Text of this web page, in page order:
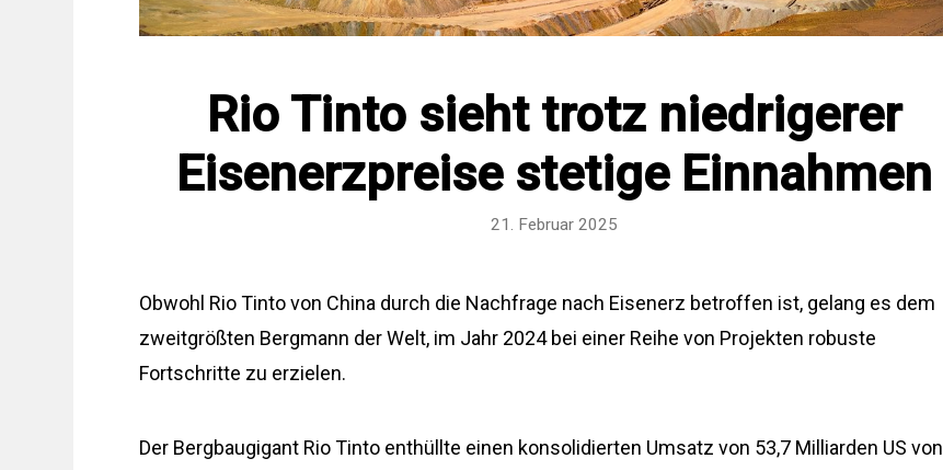
Rio Tinto sieht trotz niedrigerer
Eisenerzpreise stetige Einnahmen
21. Februar 2025
Obwohl Rio Tinto von China durch die Nachfrage nach Eisenerz betroffen ist, gelang es dem
zweitgrößten Bergmann der Welt, im Jahr 2024 bei einer Reihe von Projekten robuste
Fortschritte zu erzielen.
Der Bergbaugigant Rio Tinto enthüllte einen konsolidierten Umsatz von 53,7 Milliarden US von